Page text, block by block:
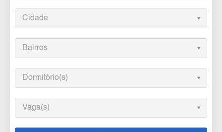
Cidade
Bairros
Dormitório(s)
Vaga(s)